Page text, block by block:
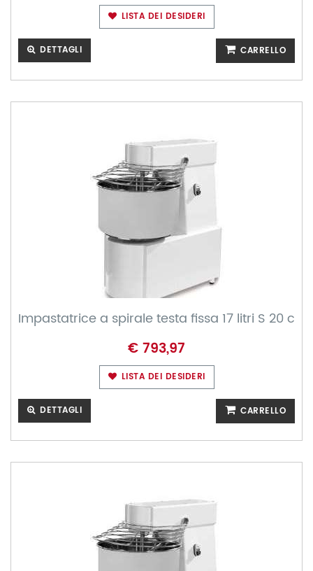
LISTA DEI DESIDERI
DETTAGLI CARRELLO
Impastatrice a spirale testa fissa 17 litri S 20 c
€ 793,97
LISTA DEI DESIDERI
DETTAGLI CARRELLO